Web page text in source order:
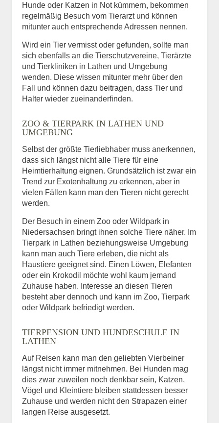
Hunde oder Katzen in Not kümmern, bekommen
regelmäßig Besuch vom Tierarzt und können
mitunter auch entsprechende Adressen nennen.
Wird ein Tier vermisst oder gefunden, sollte man
sich ebenfalls an die Tierschutzvereine, Tierärzte
und Tierkliniken in Lathen und Umgebung
wenden. Diese wissen mitunter mehr über den
Fall und können dazu beitragen, dass Tier und
Halter wieder zueinanderfinden.
ZOO & TIERPARK IN LATHEN UND
UMGEBUNG
Selbst der größte Tierliebhaber muss anerkennen,
dass sich längst nicht alle Tiere für eine
Heimtierhaltung eignen. Grundsätzlich ist zwar ein
Trend zur Exotenhaltung zu erkennen, aber in
vielen Fällen kann man den Tieren nicht gerecht
werden.
Der Besuch in einem Zoo oder Wildpark in
Niedersachsen bringt ihnen solche Tiere näher. Im
Tierpark in Lathen beziehungsweise Umgebung
kann man auch Tiere erleben, die nicht als
Haustiere geeignet sind. Einen Löwen, Elefanten
oder ein Krokodil möchte wohl kaum jemand
Zuhause haben. Interesse an diesen Tieren
besteht aber dennoch und kann im Zoo, Tierpark
oder Wildpark befriedigt werden.
TIERPENSION UND HUNDESCHULE IN
LATHEN
Auf Reisen kann man den geliebten Vierbeiner
längst nicht immer mitnehmen. Bei Hunden mag
dies zwar zuweilen noch denkbar sein, Katzen,
Vögel und Kleintiere bleiben stattdessen besser
Zuhause und werden nicht den Strapazen einer
langen Reise ausgesetzt.